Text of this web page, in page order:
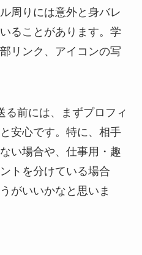
周りには意外と身バレ
ることがあります。学
リンク、アイコンの写
る前には、まずプロフィ
安心です。特に、相手
い場合や、仕事用・趣
トを分けている場合
がいいかなと思いま